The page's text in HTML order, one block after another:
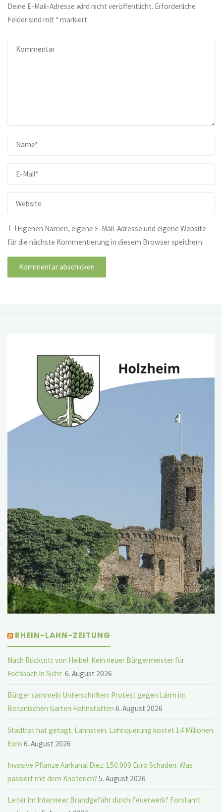
Deine E-Mail-Adresse wird nicht veröffentlicht. Erforderliche
Felder sind mit *markiert
Eigenen Namen, eigene E-Mail-Adresse und eigene Website
für die nächste Kommentierung in diesem Browser speichern.
RHEIN-LAHN-ZEITUNG
Nach Rücktritt von Heibel: Kein neuer Bürgermeister für
Fachbach in Sicht 6. August 2026
Bürger sammeln Unterschriften: Protest gegen Lärm im
Botanischen Garten Hahnstätten 6. August 2026
Stadtrat hat getagt: Lahnstein: Lahnquerung kostet 14 Millionen
Euro 6. August 2026
Invasive Pflanze Aarkanal Diez: 150.000 Euro Schaden: Was
passiert mit dem Knöterich? 5. August 2026
Leiter im Interview: Brandgefahr durch Feuerwerk? Forstamt